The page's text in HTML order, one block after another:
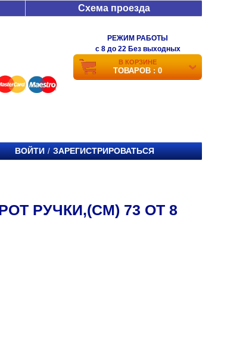
Схема проезда
РЕЖИМ РАБОТЫ
c 8 до 22 Без выходных
В КОРЗИНЕ
ТОВАРОВ : 0
ВОЙТИ / ЗАРЕГИСТРИРОВАТЬСЯ
РУЧКИ,(СМ) 73 ОТ 8